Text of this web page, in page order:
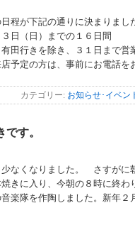
程が下記の通りに決まりまし
日（日）までの１６日間
田行きを除き、３１日まで営
予定の方は、事前にお電話を
カテゴリー: お知らせ･イベン
す。
なくなりました。 さすがに
きに入り、今朝の８時に終わ
楽隊を作陶しました。新年２